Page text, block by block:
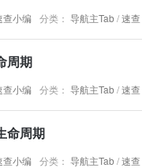
查小编 分类： 导航主Tab/速查
周期
查小编 分类： 导航主Tab/速查
命周期
查小编 分类： 导航主Tab/速查